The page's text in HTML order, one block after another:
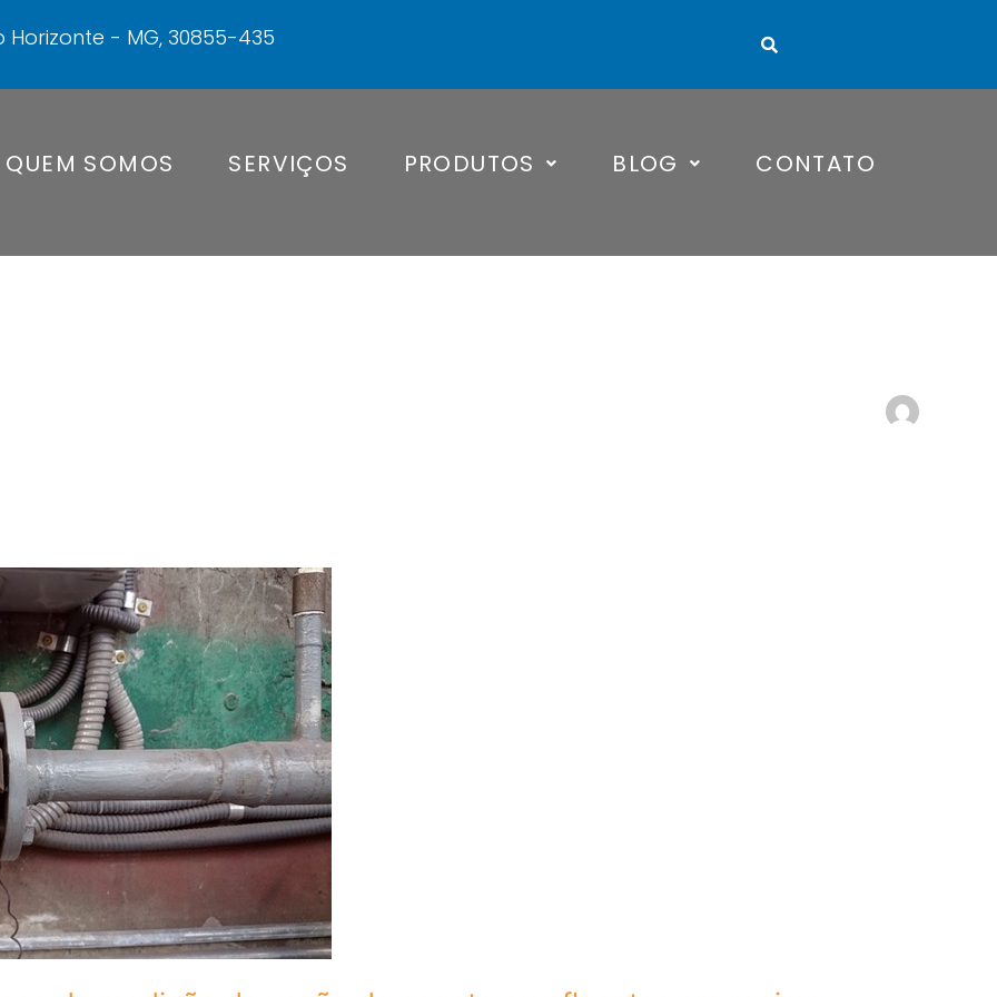
Horizonte - MG, 30855-435
QUEM SOMOS SERVIÇOS PRODUTOS BLOG CONTATO